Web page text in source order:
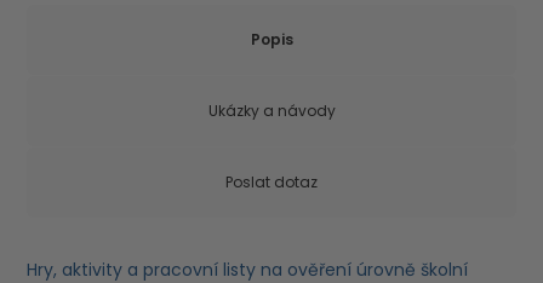
Popis
Ukázky a návody
Poslat dotaz
Hry, aktivity a pracovní listy na ověření úrovně školní